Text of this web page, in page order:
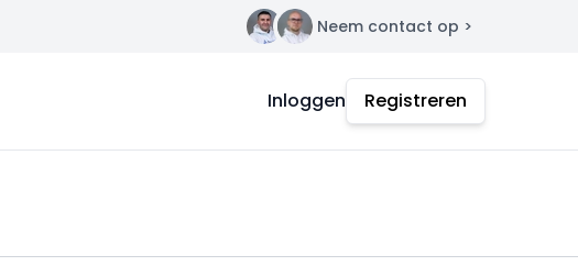
Contact Neem contact op >
Inloggen Registreren